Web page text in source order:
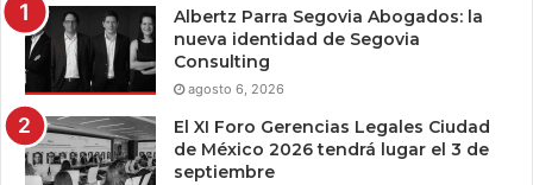
Albertz Parra Segovia Abogados: la
nueva identidad de Segovia
Consulting
agosto 6, 2026
El XI Foro Gerencias Legales Ciudad
de México 2026 tendrá lugar el 3 de
septiembre